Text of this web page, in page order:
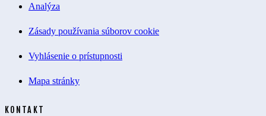
Analýza
Zásady používania súborov cookie
Vyhlásenie o prístupnosti
Mapa stránky
KONTAKT